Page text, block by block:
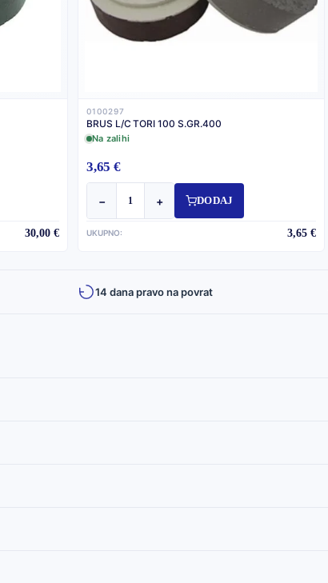
30,00 €
0100297
BRUS L/C TORI 100 S.GR.400
Na zalihi
3,65 €
− + DODAJ
UKUPNO: 3,65 €
14 dana pravo na povrat